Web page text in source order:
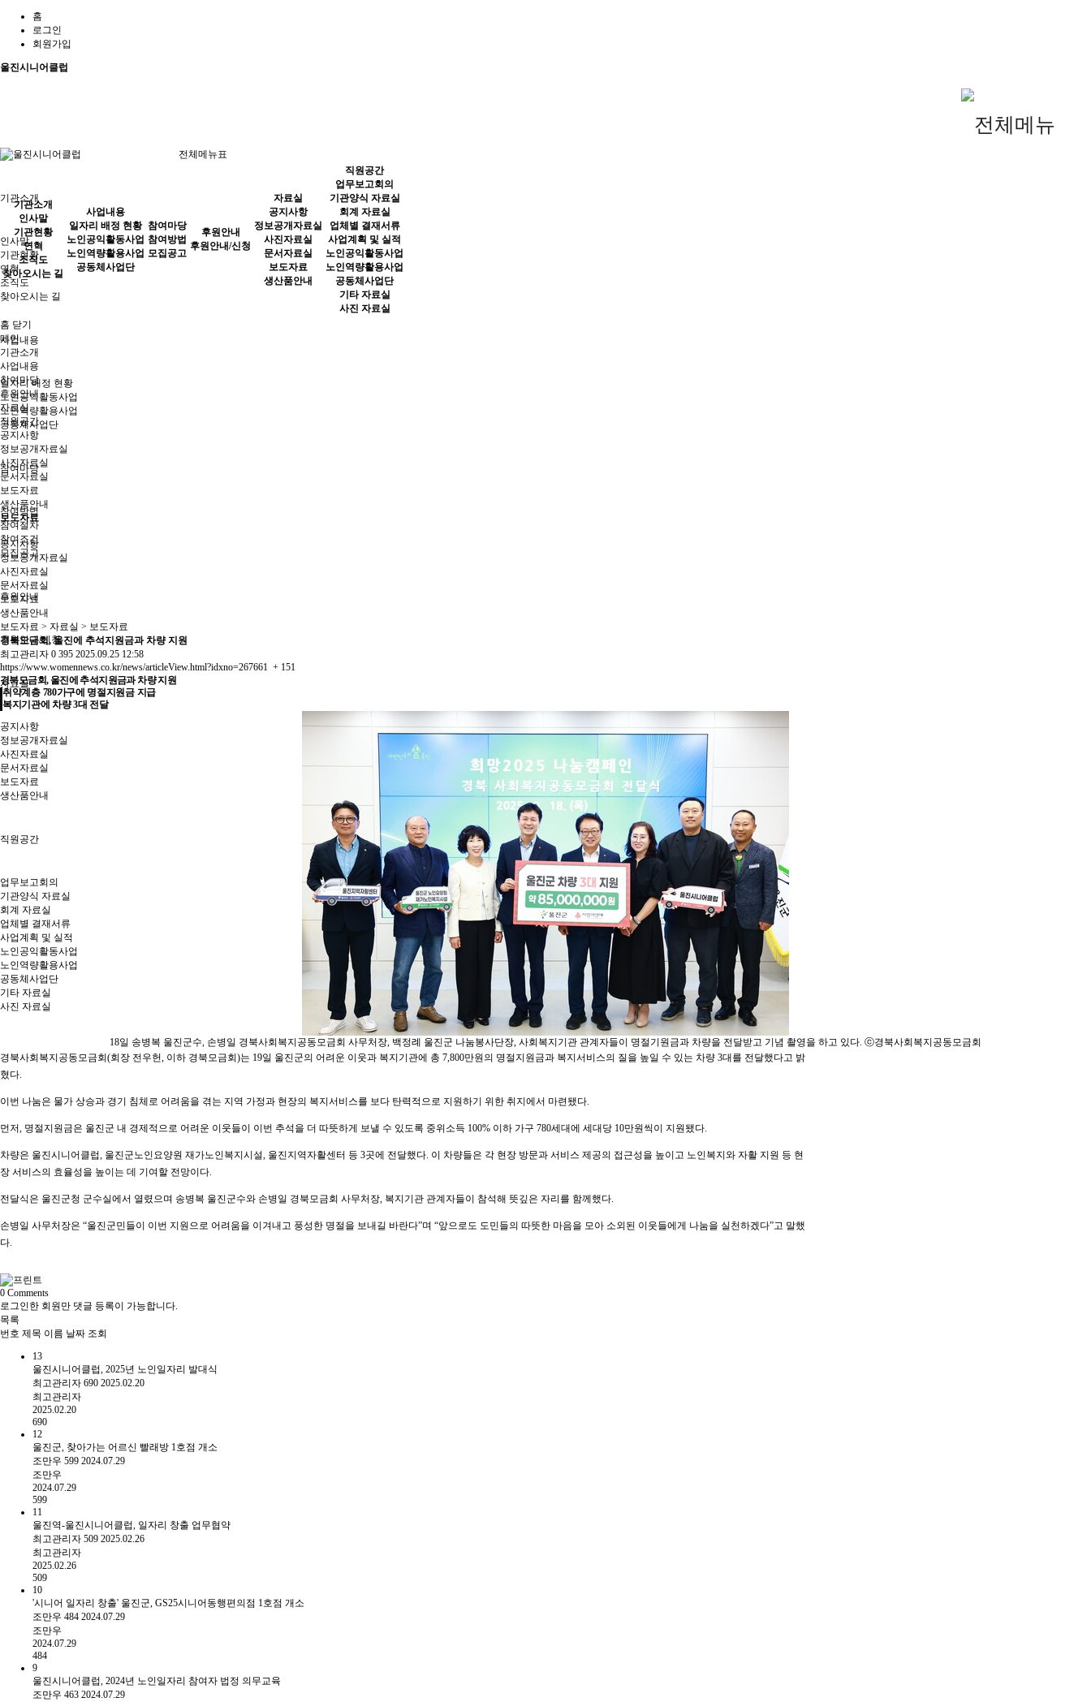
홈
로그인
회원가입
울진시니어클럽
기관소개
인사말
기관현황
연혁
조직도
찾아오시는 길
사업내용
일자리 배정 현황
노인공익활동사업
노인역량활용사업
공동체사업단
참여마당
참여방법
참여절차
참여조건
모집공고
후원안내
후원안내/신청
자료실
공지사항
정보공개자료실
사진자료실
문서자료실
보도자료
생산품안내
직원공간
업무보고회의
기관양식 자료실
회계 자료실
업체별 결재서류
사업계획 및 실적
노인공익활동사업
노인역량활용사업
공동체사업단
기타 자료실
사진 자료실
전체메뉴표
기관소개
인사말
기관현황
연혁
조직도
찾아오시는 길
사업내용
일자리 배정 현황
노인공익활동사업
노인역량활용사업
공동체사업단
참여마당
참여방법
모집공고
후원안내
후원안내/신청
자료실
공지사항
정보공개자료실
사진자료실
문서자료실
보도자료
생산품안내
직원공간
업무보고회의
기관양식 자료실
회계 자료실
업체별 결재서류
사업계획 및 실적
노인공익활동사업
노인역량활용사업
공동체사업단
기타 자료실
사진 자료실
홈 닫기
메인
기관소개
사업내용
참여마당
후원안내
자료실
직원공간
공지사항
정보공개자료실
사진자료실
문서자료실
보도자료
생산품안내
보도자료
공지사항
정보공개자료실
사진자료실
문서자료실
보도자료
생산품안내
보도자료 > 자료실 > 보도자료
경북모금회, 울진에 추석지원금과 차량 지원
최고관리자 0 395 2025.09.25 12:58
https://www.womennews.co.kr/news/articleView.html?idxno=267661 + 151
경북모금회, 울진에 추석지원금과 차량 지원
취약계층 780가구에 명절지원금 지급
복지기관에 차량 3대 전달
18일 송병복 울진군수, 손병일 경북사회복지공동모금회 사무처장, 백정례 울진군 나눔봉사단장, 사회복지기관 관계자들이 명절기원금과 차량을 전달받고 기념 촬영을 하고 있다. ⓒ경북사회복지공동모금회
경북사회복지공동모금회(회장 전우헌, 이하 경북모금회)는 19일 울진군의 어려운 이웃과 복지기관에 총 7,800만원의 명절지원금과 복지서비스의 질을 높일 수 있는 차량 3대를 전달했다고 밝
혔다.
이번 나눔은 물가 상승과 경기 침체로 어려움을 겪는 지역 가정과 현장의 복지서비스를 보다 탄력적으로 지원하기 위한 취지에서 마련됐다.
먼저, 명절지원금은 울진군 내 경제적으로 어려운 이웃들이 이번 추석을 더 따뜻하게 보낼 수 있도록 중위소득 100% 이하 가구 780세대에 세대당 10만원씩이 지원됐다.
차량은 울진시니어클럽, 울진군노인요양원 재가노인복지시설, 울진지역자활센터 등 3곳에 전달했다. 이 차량들은 각 현장 방문과 서비스 제공의 접근성을 높이고 노인복지와 자활 지원 등 현
장 서비스의 효율성을 높이는 데 기여할 전망이다.
전달식은 울진군청 군수실에서 열렸으며 송병복 울진군수와 손병일 경북모금회 사무처장, 복지기관 관계자들이 참석해 뜻깊은 자리를 함께했다.
손병일 사무처장은 “울진군민들이 이번 지원으로 어려움을 이겨내고 풍성한 명절을 보내길 바란다”며 “앞으로도 도민들의 따뜻한 마음을 모아 소외된 이웃들에게 나눔을 실천하겠다”고 말했
다.
0 Comments
로그인한 회원만 댓글 등록이 가능합니다.
목록
번호 제목 이름 날짜 조회
13
울진시니어클럽, 2025년 노인일자리 발대식
최고관리자 690 2025.02.20
최고관리자
2025.02.20
690
12
울진군, 찾아가는 어르신 빨래방 1호점 개소
조만우 599 2024.07.29
조만우
2024.07.29
599
11
울진역-울진시니어클럽, 일자리 창출 업무협약
최고관리자 509 2025.02.26
최고관리자
2025.02.26
509
10
'시니어 일자리 창출' 울진군, GS25시니어동행편의점 1호점 개소
조만우 484 2024.07.29
조만우
2024.07.29
484
9
울진시니어클럽, 2024년 노인일자리 참여자 법정 의무교육
조만우 463 2024.07.29